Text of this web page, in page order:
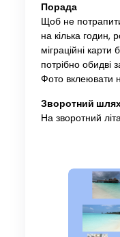
Порада
Щоб не
на кілька годин,
міграційні карти
потрібно обидві
Фото вклеювати
Зворотний
На зворотний